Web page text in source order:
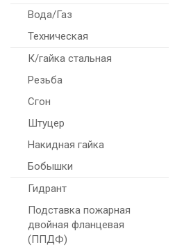
Вода/Газ
Техническая
К/гайка стальная
Резьба
Сгон
Штуцер
Накидная гайка
Бобышки
Гидрант
Подставка пожарная
двойная фланцевая
(ППДФ)